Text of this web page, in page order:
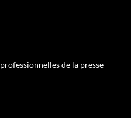
de la presse